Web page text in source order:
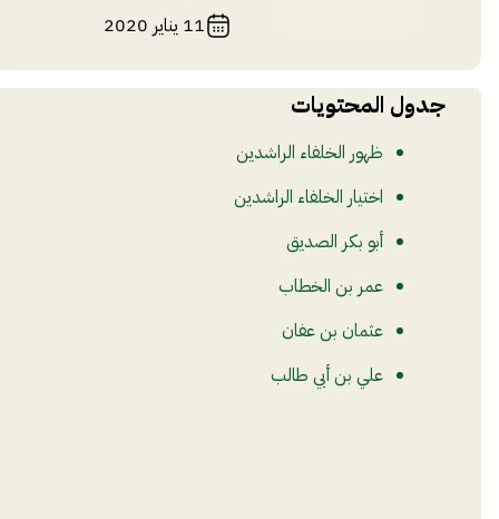
11 يناير 2020
جدول المحتويات
ظهور الخلفاء الراشدين
اختيار الخلفاء الراشدين
أبو بكر الصديق
عمر بن الخطاب
عثمان بن عفان
علي بن أبي طالب